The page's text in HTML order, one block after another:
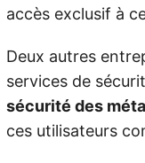
accès exclusif à
Deux autres
services de
sécurité des
ces utilisateurs